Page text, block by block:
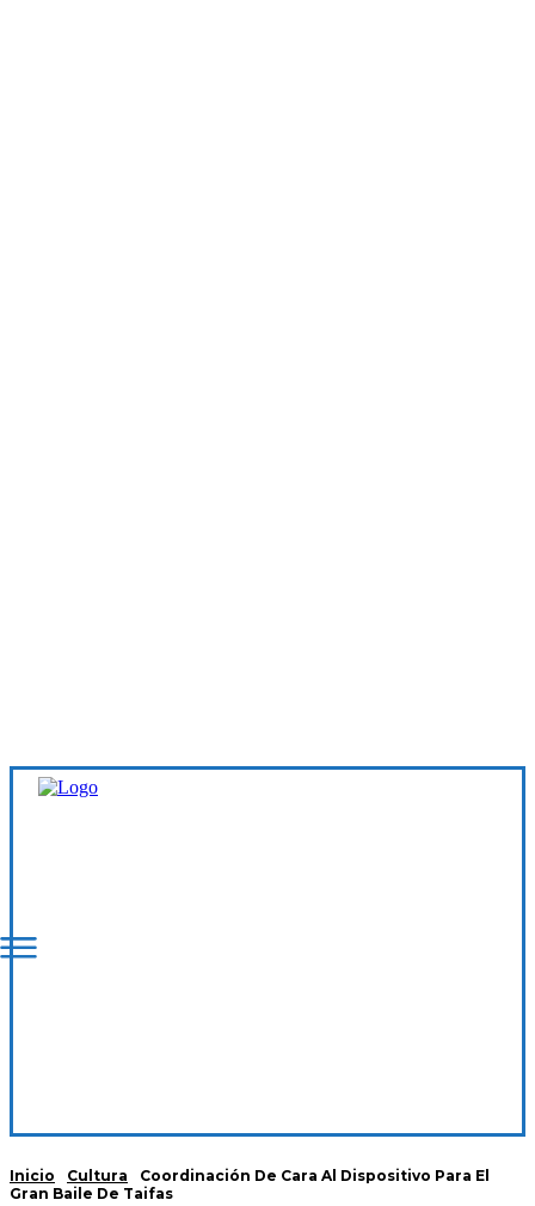
Inicio Cultura
Coordinación De Cara Al Dispositivo Para El
Gran Baile De Taifas